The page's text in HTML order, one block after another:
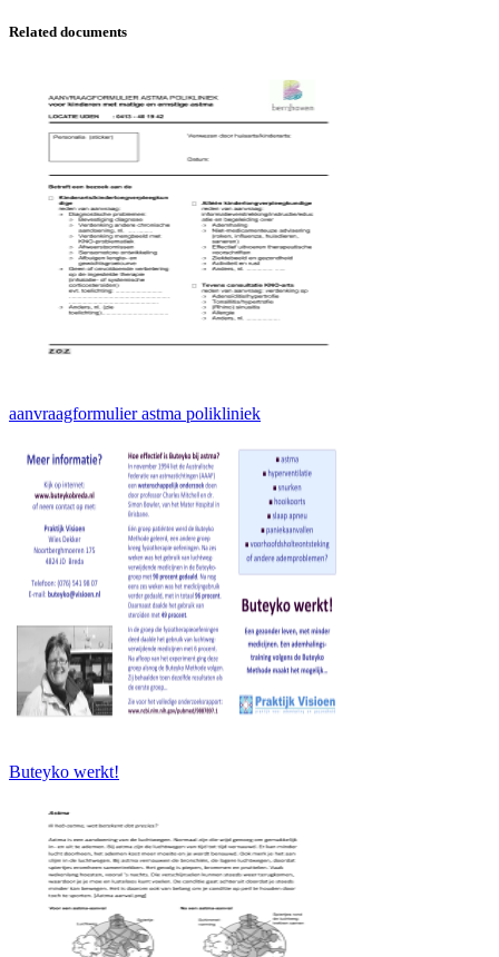
Related documents
aanvraagformulier astma polikliniek
Buteyko werkt!